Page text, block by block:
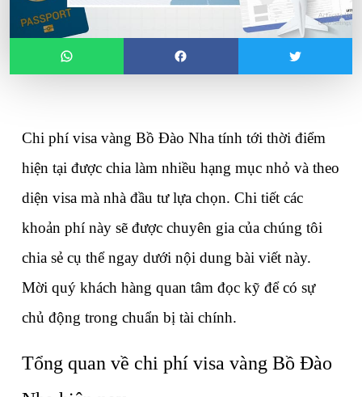
Chi phí visa vàng Bồ Đào Nha tính tới thời điểm
hiện tại được chia làm nhiều hạng mục nhỏ và theo
diện visa mà nhà đầu tư lựa chọn. Chi tiết các
khoản phí này sẽ được chuyên gia của chúng tôi
chia sẻ cụ thể ngay dưới nội dung bài viết này.
Mời quý khách hàng quan tâm đọc kỹ để có sự
chủ động trong chuẩn bị tài chính.
Tổng quan về chi phí visa vàng Bồ Đào